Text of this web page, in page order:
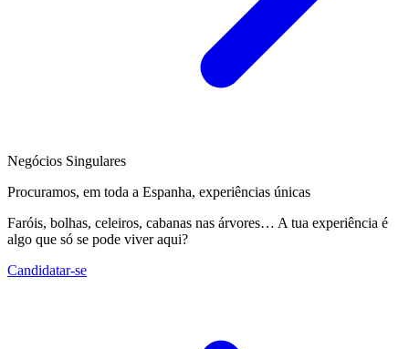
Negócios Singulares
Procuramos, em toda a Espanha, experiências únicas
Faróis, bolhas, celeiros, cabanas nas árvores… A tua experiência é
algo que só se pode viver aqui?
Candidatar-se